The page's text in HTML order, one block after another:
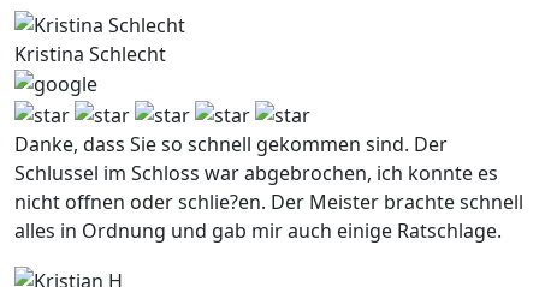
Kristina Schlecht
Danke, dass Sie so schnell gekommen sind. Der
Schlussel im Schloss war abgebrochen, ich konnte es
nicht offnen oder schlie?en. Der Meister brachte schnell
alles in Ordnung und gab mir auch einige Ratschlage.